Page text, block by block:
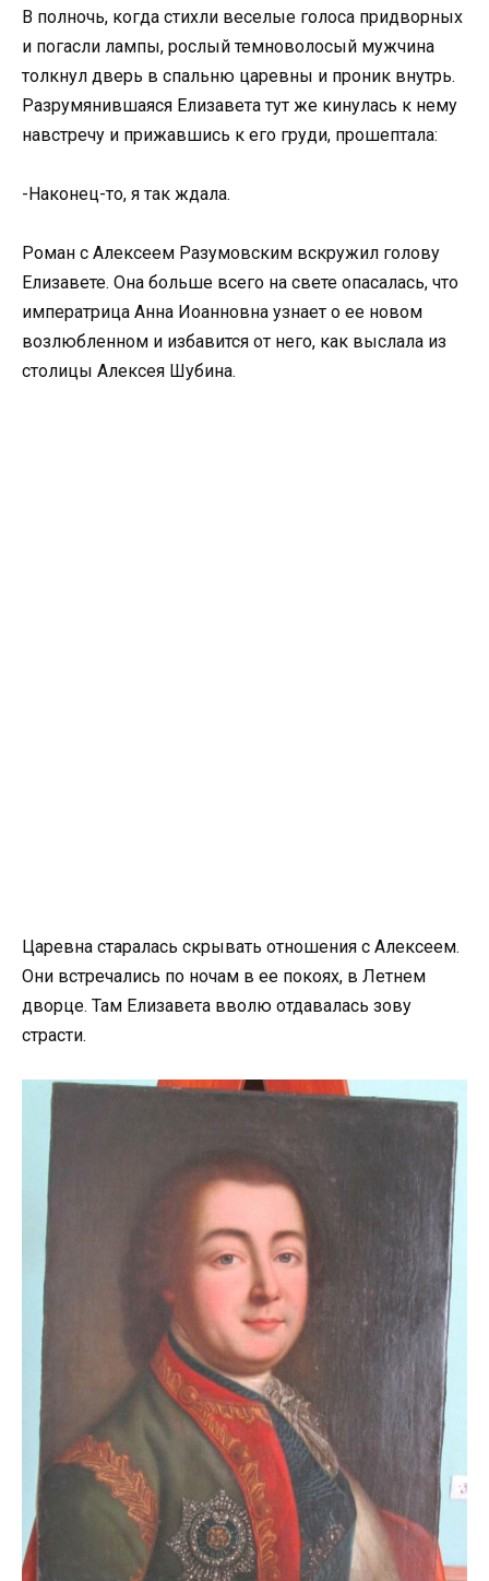
В полночь, когда стихли веселые голоса придворных
и погасли лампы, рослый темноволосый мужчина
толкнул дверь в спальню царевны и проник внутрь.
Разрумянившаяся Елизавета тут же кинулась к нему
навстречу и прижавшись к его груди, прошептала:
-Наконец-то, я так ждала.
Роман с Алексеем Разумовским вскружил голову
Елизавете. Она больше всего на свете опасалась, что
императрица Анна Иоанновна узнает о ее новом
возлюбленном и избавится от него, как выслала из
столицы Алексея Шубина.
Царевна старалась скрывать отношения с Алексеем.
Они встречались по ночам в ее покоях, в Летнем
дворце. Там Елизавета вволю отдавалась зову
страсти.